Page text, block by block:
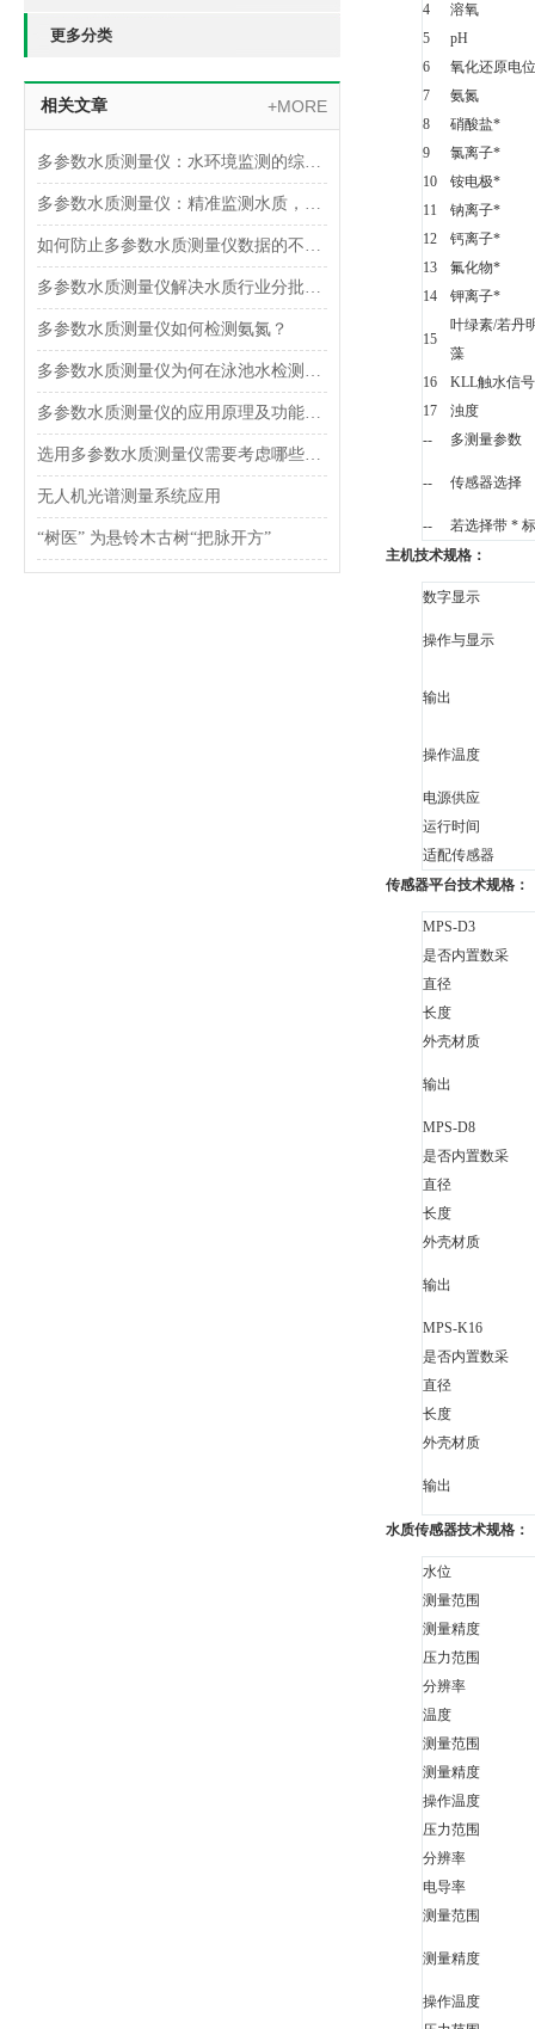
更多分类
相关文章 +MORE
多参数水质测量仪：水环境监测的综合检测工具
多参数水质测量仪：精准监测水质，保护环境
如何防止多参数水质测量仪数据的不准确
多参数水质测量仪解决水质行业分批检测耗时的苦恼
多参数水质测量仪如何检测氨氮？
多参数水质测量仪为何在泳池水检测中受到欢迎？
多参数水质测量仪的应用原理及功能特点
选用多参数水质测量仪需要考虑哪些问题？
无人机光谱测量系统应用
“树医” 为悬铃木古树“把脉开方”
4
溶氧
5
pH
6
氧化还原电
7
氨氮
8
硝酸盐*
9
氯离子*
10
铵电极*
11
钠离子*
12
钙离子*
13
氟化物*
14
钾离子*
15
叶绿素/若丹
藻
16
KLL触水信号
17
浊度
--
多测量参数
-- 传感器选择
--
若选择带 *
主机技术规格：
数字显示
操作与显示
输出
操作温度
电源供应
运行时间
适配传感器
传感器平台技术规格：
MPS-D3
是否内置数采
直径
长度
外壳材质
输出
MPS-D8
是否内置数采
直径
长度
外壳材质
输出
MPS-K16
是否内置数采
直径
长度
外壳材质
输出
水质传感器技术规格：
水位
测量范围
测量精度
压力范围
分辨率
温度
测量范围
测量精度
操作温度
压力范围
分辨率
电导率
测量范围
测量精度
操作温度